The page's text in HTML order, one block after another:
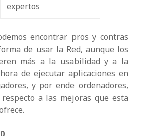
expertos
encontrar pros y contras
de usar la Red, aunque los
más a la usabilidad y a la
de ejecutar aplicaciones en
y por ende ordenadores,
a las mejoras que esta